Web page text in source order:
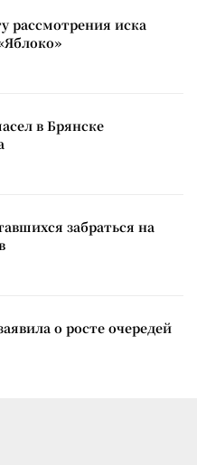
рассмотрения иска
в Брянске
забраться на
о росте очередей